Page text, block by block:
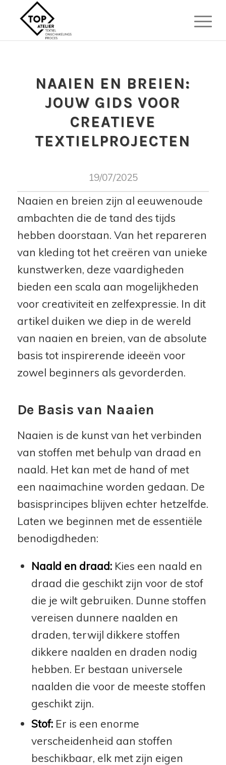
NAAIEN EN BREIEN:
JOUW GIDS VOOR
CREATIEVE
TEXTIELPROJECTEN
19/07/2025
Naaien en breien zijn al eeuwenoude
ambachten die de tand des tijds
hebben doorstaan. Van het repareren
van kleding tot het creëren van unieke
kunstwerken, deze vaardigheden
bieden een scala aan mogelijkheden
voor creativiteit en zelfexpressie. In dit
artikel duiken we diep in de wereld
van naaien en breien, van de absolute
basis tot inspirerende ideeën voor
zowel beginners als gevorderden.
De Basis van Naaien
Naaien is de kunst van het verbinden
van stoffen met behulp van draad en
naald. Het kan met de hand of met
een naaimachine worden gedaan. De
basisprincipes blijven echter hetzelfde.
Laten we beginnen met de essentiële
benodigdheden:
Naald en draad:Kies een naald en
draad die geschikt zijn voor de stof
die je wilt gebruiken. Dunne stoffen
vereisen dunnere naalden en
draden, terwijl dikkere stoffen
dikkere naalden en draden nodig
hebben. Er bestaan universele
naalden die voor de meeste stoffen
geschikt zijn.
Stof:Er is een enorme
verscheidenheid aan stoffen
beschikbaar, elk met zijn eigen